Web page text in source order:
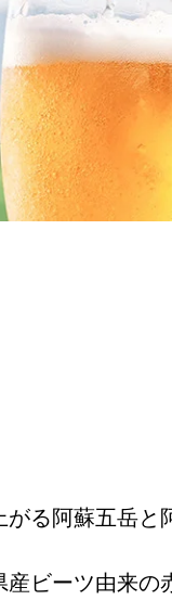
がる阿蘇五岳
産ビーツ由来